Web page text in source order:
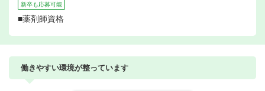
新卒も応募可能
■薬剤師資格
働きやすい環境が整っています